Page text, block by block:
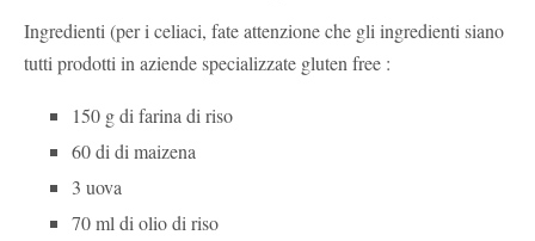
Ingredienti (per i celiaci, fate attenzione che gli ingredienti siano
tutti prodotti in aziende specializzate gluten free :
150 g di farina di riso
60 di di maizena
3 uova
70 ml di olio di riso